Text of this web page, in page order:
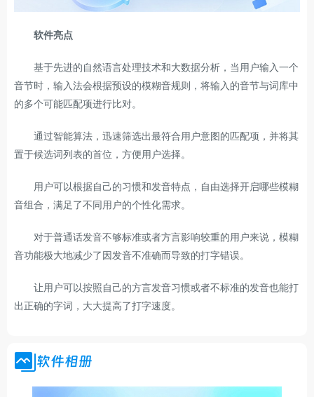
软件亮点
基于先进的自然语言处理技术和大数据分析，当用户输入一个
音节时，输入法会根据预设的模糊音规则，将输入的音节与词库中
的多个可能匹配项进行比对。
通过智能算法，迅速筛选出最符合用户意图的匹配项，并将其
置于候选词列表的首位，方便用户选择。
用户可以根据自己的习惯和发音特点，自由选择开启哪些模糊
音组合，满足了不同用户的个性化需求。
对于普通话发音不够标准或者方言影响较重的用户来说，模糊
音功能极大地减少了因发音不准确而导致的打字错误。
让用户可以按照自己的方言发音习惯或者不标准的发音也能打
出正确的字词，大大提高了打字速度。
软件相册